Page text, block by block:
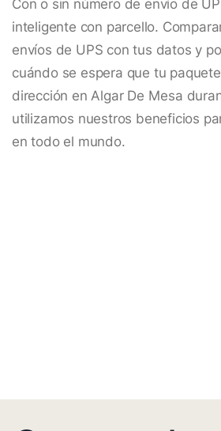
Con o sin número de envío de
inteligente con parcello.
envíos de UPS con tus datos y
cuándo se espera que tu
dirección en Algar De Mesa
utilizamos nuestros beneficios
en todo el mundo.